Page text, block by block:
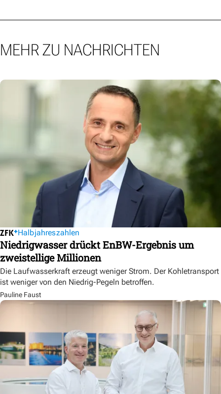
MEHR ZU NACHRICHTEN
Halbjahreszahlen
Niedrigwasser drückt EnBW-Ergebnis um
zweistellige Millionen
Die Laufwasserkraft erzeugt weniger Strom. Der Kohletransport
ist weniger von den Niedrig-Pegeln betroffen.
Pauline Faust